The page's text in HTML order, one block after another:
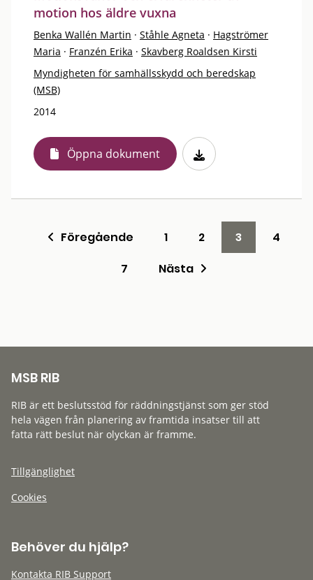
motion hos äldre vuxna
Benka Wallén Martin · Ståhle Agneta · Hagströmer
Maria · Franzén Erika · Skavberg Roaldsen Kirsti
Myndigheten för samhällsskydd och beredskap
(MSB)
2014
Öppna dokument
Föregående 1 2 3
4
7
Nästa
MSB RIB
RIB är ett beslutsstöd för räddningstjänst som ger stöd
hela vägen från planering av framtida insatser till att
fatta rätt beslut när olyckan är framme.
Tillgänglighet
Cookies
Behöver du hjälp?
Kontakta RIB Support